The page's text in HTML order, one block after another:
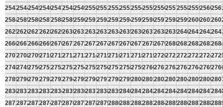
254325442545254625472548254925502551255225532554255525562557255825592560
258425852586258725882589259025912592259325942595259625972598259926002601
262526262627262826292630263126322633263426352636263726382639264026412642
266626672668266926702671267226732674267526762677267826792680268126822683
270727082709271027112712271327142715271627172718271927202721272227232724
274827492750275127522753275427552756275727582759276027612762276327642765
278927902791279227932794279527962797279827992800280128022803280428052806
283028312832283328342835283628372838283928402841284228432844284528462847
287128722873287428752876287728782879288028812882288328842885288628872888